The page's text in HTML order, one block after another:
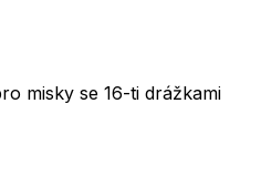
misky se 16-ti drážkami